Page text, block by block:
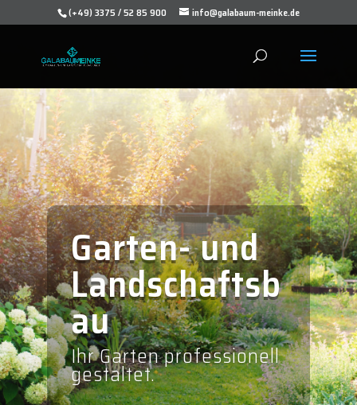
(+49) 3375 / 52 85 900 info@galabaum-meinke.de
Garten- und
Landschaftsb
au
Ihr Garten professionell
gestaltet.